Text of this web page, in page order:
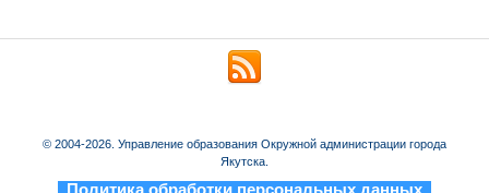
© 2004-2026. Управление образования Окружной администрации города
Якутска.